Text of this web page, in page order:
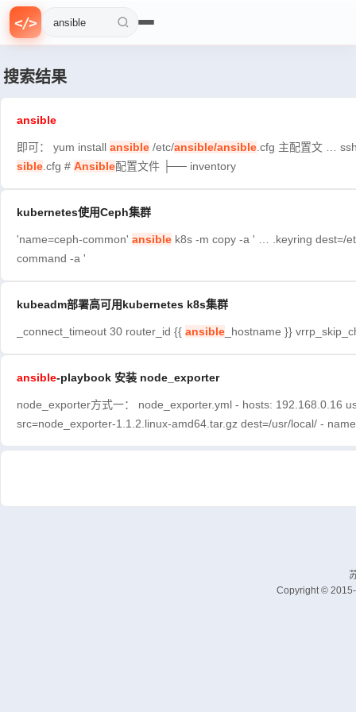
{=
0
</> 搜索文章
搜索结果
ansible
即可： yum install ansible /etc/ansible/ansible .cfg 主配置文 …
sible .cfg # Ansible配置文件 ├── inventory
kubernetes使用Ceph集群
'name=ceph-common' ansible k8s -m copy -a ' … .keyring dest=/
command -a '
kubeadm部署高可用kubernetes k8s集群
_connect_timeout 30 router_id {{ ansible _hostname }}
ansible-playbook 安装 node_exporter
node_exporter方式一： node_exporter.yml - hosts: 192.168.0.16
src=node_exporter-1.1.2.linux-amd64.tar.gz dest=/usr/local/ -
Copyright ©